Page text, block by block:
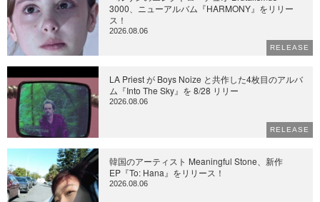
3000、ニューアルバム『HARMONY』をリリー
ス！
2026.08.06
RELEASE
LA Priest が Boys Noize と共作した4枚目のアルバ
ム『Into The Sky』を 8/28 リリー
2026.08.06
RELEASE
韓国のアーティスト Meaningful Stone、新作
EP『To: Hana』をリリース！
2026.08.06